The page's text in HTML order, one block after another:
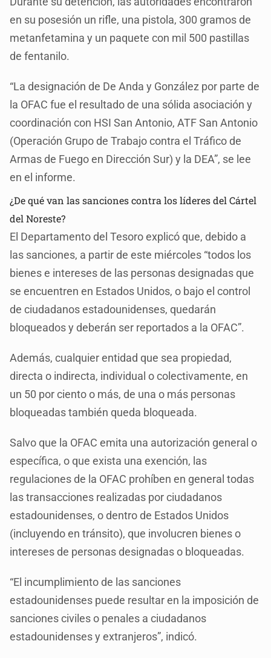
en su posesión un rifle, una pistola, 300 gramos de
metanfetamina y un paquete con mil 500 pastillas
de fentanilo.
“La designación de De Anda y González por parte de
la OFAC fue el resultado de una sólida asociación y
coordinación con HSI San Antonio, ATF San Antonio
(Operación Grupo de Trabajo contra el Tráfico de
Armas de Fuego en Dirección Sur) y la DEA”, se lee
en el informe.
¿De qué van las sanciones contra los líderes del Cártel
del Noreste?
El Departamento del Tesoro explicó que, debido a
las sanciones, a partir de este miércoles “todos los
bienes e intereses de las personas designadas que
se encuentren en Estados Unidos, o bajo el control
de ciudadanos estadounidenses, quedarán
bloqueados y deberán ser reportados a la OFAC”.
Además, cualquier entidad que sea propiedad,
directa o indirecta, individual o colectivamente, en
un 50 por ciento o más, de una o más personas
bloqueadas también queda bloqueada.
Salvo que la OFAC emita una autorización general o
específica, o que exista una exención, las
regulaciones de la OFAC prohíben en general todas
las transacciones realizadas por ciudadanos
estadounidenses, o dentro de Estados Unidos
(incluyendo en tránsito), que involucren bienes o
intereses de personas designadas o bloqueadas.
“El incumplimiento de las sanciones
estadounidenses puede resultar en la imposición de
sanciones civiles o penales a ciudadanos
estadounidenses y extranjeros”, indicó.